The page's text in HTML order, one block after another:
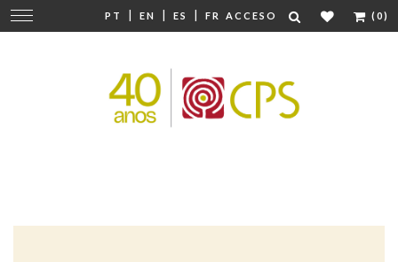
PT | EN | ES | FR ACCESO (0)
Cambiar
navegación